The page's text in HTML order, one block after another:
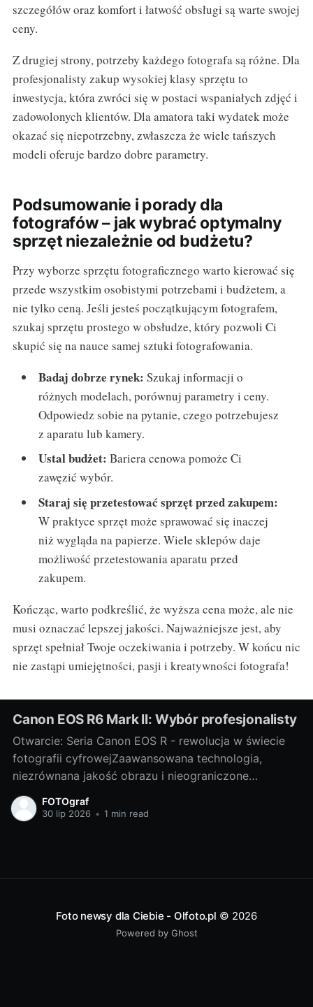
szczegółów oraz komfort i łatwość obsługi są warte swojej
ceny.
Z drugiej strony, potrzeby każdego fotografa są różne. Dla
profesjonalisty zakup wysokiej klasy sprzętu to
inwestycja, która zwróci się w postaci wspaniałych zdjęć i
zadowolonych klientów. Dla amatora taki wydatek może
okazać się niepotrzebny, zwłaszcza że wiele tańszych
modeli oferuje bardzo dobre parametry.
Podsumowanie i porady dla
fotografów – jak wybrać optymalny
sprzęt niezależnie od budżetu?
Przy wyborze sprzętu fotograficznego warto kierować się
przede wszystkim osobistymi potrzebami i budżetem, a
nie tylko ceną. Jeśli jesteś początkującym fotografem,
szukaj sprzętu prostego w obsłudze, który pozwoli Ci
skupić się na nauce samej sztuki fotografowania.
Badaj dobrze rynek: Szukaj informacji o
różnych modelach, porównuj parametry i ceny.
Odpowiedz sobie na pytanie, czego potrzebujesz
z aparatu lub kamery.
Ustal budżet: Bariera cenowa pomoże Ci
zawęzić wybór.
Staraj się przetestować sprzęt przed zakupem:
W praktyce sprzęt może sprawować się inaczej
niż wygląda na papierze. Wiele sklepów daje
możliwość przetestowania aparatu przed
zakupem.
Kończąc, warto podkreślić, że wyższa cena może, ale nie
musi oznaczać lepszej jakości. Najważniejsze jest, aby
sprzęt spełniał Twoje oczekiwania i potrzeby. W końcu nic
nie zastąpi umiejętności, pasji i kreatywności fotografa!
Canon EOS R6 Mark II: Wybór profesjonalisty
Otwarcie: Seria Canon EOS R - rewolucja w świecie
fotografii cyfrowejZaawansowana technologia,
niezrównana jakość obrazu i nieograniczone
możliwości twórcze - to wszystko oferuje nam
wspaniała seria Canon EOS R. Niewątpliwie jest to
FOTOgraf
30 lip 2026 • 1 min read
Foto newsy dla Ciebie - Olfoto.pl © 2026
Powered by Ghost